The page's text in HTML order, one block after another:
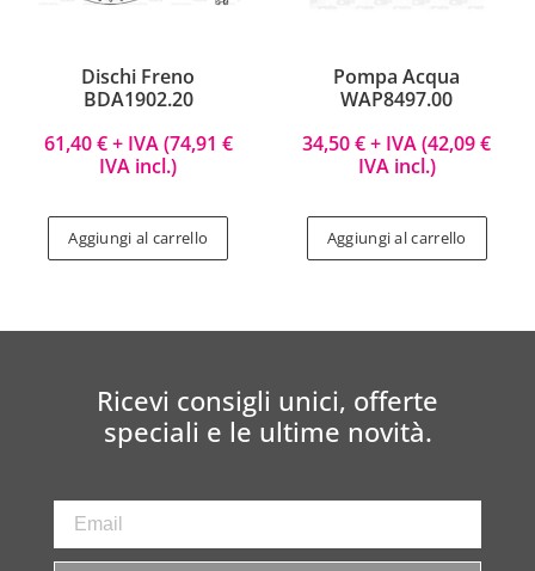
Dischi Freno
BDA1902.20
61,40€+ IVA (74,91 €
IVA incl.)
Aggiungi al carrello
Pompa Acqua
WAP8497.00
34,50€+ IVA (42,09€
IVA incl.)
Aggiungi al carrello
Ricevi consigli unici, offerte
speciali e le ultime novità.